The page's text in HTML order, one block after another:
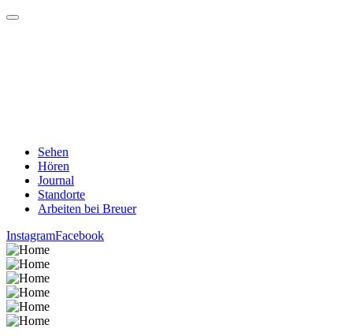
Sehen
Hören
Journal
Standorte
Arbeiten bei Breuer
InstagramFacebook